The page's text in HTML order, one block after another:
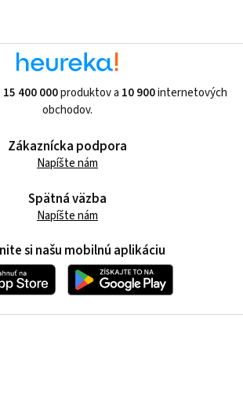
15 400 000produktov a 10 900internetových
obchodov.
Zákaznícka podpora
Napíšte nám
Spätná väzba
Napíšte nám
si našu mobilnú aplikáciu